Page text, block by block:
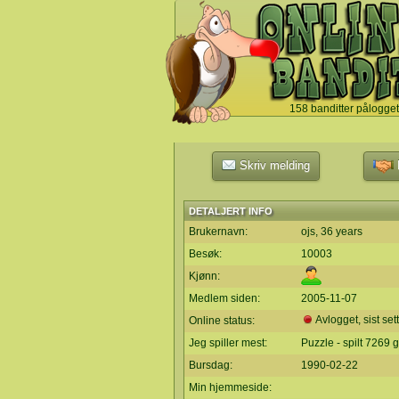
158 banditter pålogget
`
Skriv melding
DETALJERT INFO
Brukernavn:
ojs, 36 years
Besøk:
10003
Kjønn:
Medlem siden:
2005-11-07
Online status:
Avlogget, sist sett
Jeg spiller mest:
Puzzle - spilt 7269
Bursdag:
1990-02-22
Min hjemmeside: